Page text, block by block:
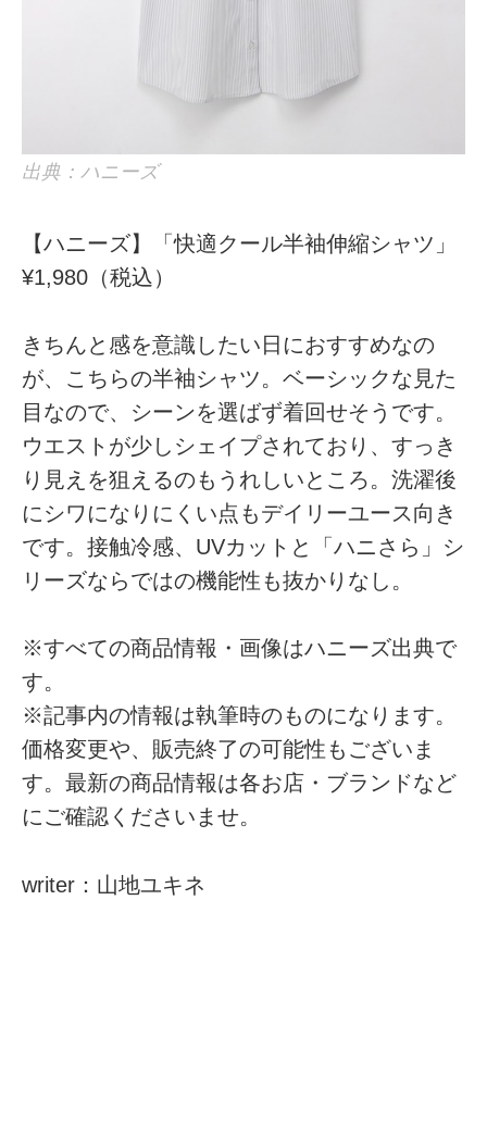
出典：ハニーズ
【ハニーズ】「快適クール半袖伸縮シャツ」
¥1,980（税込）
きちんと感を意識したい日におすすめなの
が、こちらの半袖シャツ。ベーシックな見た
目なので、シーンを選ばず着回せそうです。
ウエストが少しシェイプされており、すっき
り見えを狙えるのもうれしいところ。洗濯後
にシワになりにくい点もデイリーユース向き
です。接触冷感、UVカットと「ハニさら」シ
リーズならではの機能性も抜かりなし。
※すべての商品情報・画像はハニーズ出典で
す。
※記事内の情報は執筆時のものになります。
価格変更や、販売終了の可能性もございま
す。最新の商品情報は各お店・ブランドなど
にご確認くださいませ。
writer：山地ユキネ